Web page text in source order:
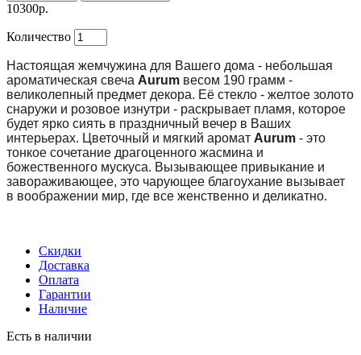
10300р.
Количество
Настоящая жемчужина для Вашего дома - небольшая
ароматическая свеча Aurum весом 190 грамм -
великолепный предмет декора. Её стекло - желтое золото
снаружи и розовое изнутри - раскрывает пламя, которое
будет ярко сиять в праздничный вечер в Ваших
интерьерах. Цветочный и мягкий аромат Aurum - это
тонкое сочетание драгоценного жасмина и
божественного мускуса. Вызывающее привыкание и
завораживающее, это чарующее благоухание вызывает
в воображении мир, где все женственно и деликатно.
Скидки
Доставка
Оплата
Гарантии
Наличие
Есть в наличии